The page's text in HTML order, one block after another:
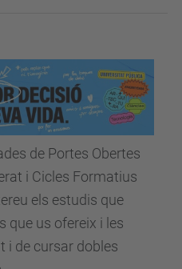
de Portes Obertes
i Cicles Formatius
els estudis que
que us ofereix i les
i de cursar dobles